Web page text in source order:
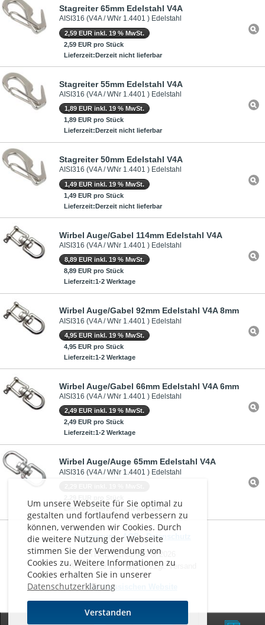
Um unsere Webseite für Sie optimal zu
gestalten und fortlaufend verbessern zu
können, verwenden wir Cookies. Durch
die weitere Nutzung der Webseite
stimmen Sie der Verwendung von
Cookies zu. Weitere Informationen zu
Cookies erhalten Sie in unserer
Datenschutzerklärung
Verstanden
Stagreiter 65mm Edelstahl V4A
AISI316 (V4A / WNr 1.4401 ) Edelstahl
2,59 EUR inkl. 19 % MwSt.
2,59 EUR pro Stück
Lieferzeit:Derzeit nicht lieferbar
Stagreiter 55mm Edelstahl V4A
AISI316 (V4A / WNr 1.4401 ) Edelstahl
1,89 EUR inkl. 19 % MwSt.
1,89 EUR pro Stück
Lieferzeit:Derzeit nicht lieferbar
Stagreiter 50mm Edelstahl V4A
AISI316 (V4A / WNr 1.4401 ) Edelstahl
1,49 EUR inkl. 19 % MwSt.
1,49 EUR pro Stück
Lieferzeit:Derzeit nicht lieferbar
Wirbel Auge/Gabel 114mm Edelstahl V4A
AISI316 (V4A / WNr 1.4401 ) Edelstahl
8,89 EUR inkl. 19 % MwSt.
8,89 EUR pro Stück
Lieferzeit:1-2 Werktage
Wirbel Auge/Gabel 92mm Edelstahl V4A 8mm
AISI316 (V4A / WNr 1.4401 ) Edelstahl
4,95 EUR inkl. 19 % MwSt.
4,95 EUR pro Stück
Lieferzeit:1-2 Werktage
Wirbel Auge/Gabel 66mm Edelstahl V4A 6mm
AISI316 (V4A / WNr 1.4401 ) Edelstahl
2,49 EUR inkl. 19 % MwSt.
2,49 EUR pro Stück
Lieferzeit:1-2 Werktage
Wirbel Auge/Auge 65mm Edelstahl V4A
AISI316 (V4A / WNr 1.4401 ) Edelstahl
Lieferzeit:Derzeit nicht lieferbar
Impressum-AGB-Datenschutz
THAL VERSAND © 2026
Alle Preise inkl. MwSt. zzgl. Versand
Zur klassischen Website